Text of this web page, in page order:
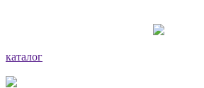
каталог